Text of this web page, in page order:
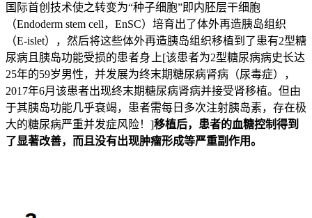
国际首创技术使之转变为“种子细胞”即内胚层干细胞
（Endoderm stem cell，EnSC）培育出了体外再造胰岛组织
（E-islet），然后将这些体外再造胰岛组织移植到了患有2型糖
尿病且胰岛功能受损的患者身上[该患者为2型糖尿病病史长达
25年的59岁男性，并发展为终末期糖尿病肾病（尿毒症），
2017年6月该患者出现终末期糖尿病肾病并接受肾移植。但由
于其胰岛功能几乎衰竭，患者需每日多次注射胰岛素，存在极
大的糖尿病严重并发症风险！]移植后，患者的血糖控制得到
了显著改善，而且没有出现肿瘤形成等严重副作用。